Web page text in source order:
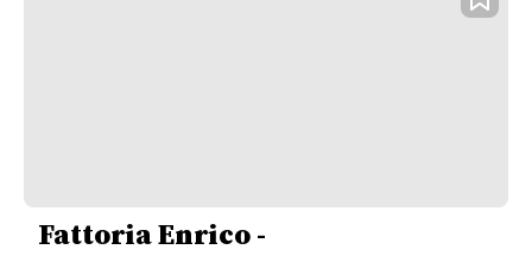
Fattoria Enrico -